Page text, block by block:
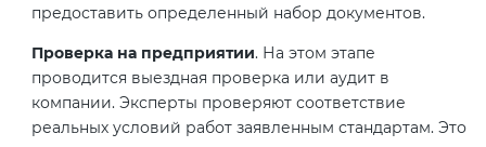
предоставить определенный набор документов.
Проверка на предприятии. На этом этапе
проводится выездная проверка или аудит в
компании. Эксперты проверяют соответствие
реальных условий работ заявленным стандартам. Это